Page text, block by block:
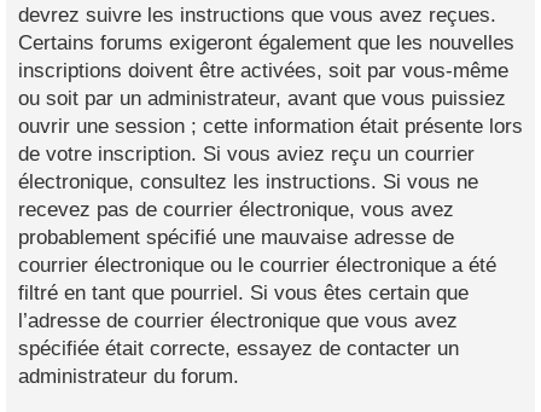
devrez suivre les instructions que vous avez reçues.
Certains forums exigeront également que les nouvelles
inscriptions doivent être activées, soit par vous-même
ou soit par un administrateur, avant que vous puissiez
ouvrir une session ; cette information était présente lors
de votre inscription. Si vous aviez reçu un courrier
électronique, consultez les instructions. Si vous ne
recevez pas de courrier électronique, vous avez
probablement spécifié une mauvaise adresse de
courrier électronique ou le courrier électronique a été
filtré en tant que pourriel. Si vous êtes certain que
l’adresse de courrier électronique que vous avez
spécifiée était correcte, essayez de contacter un
administrateur du forum.